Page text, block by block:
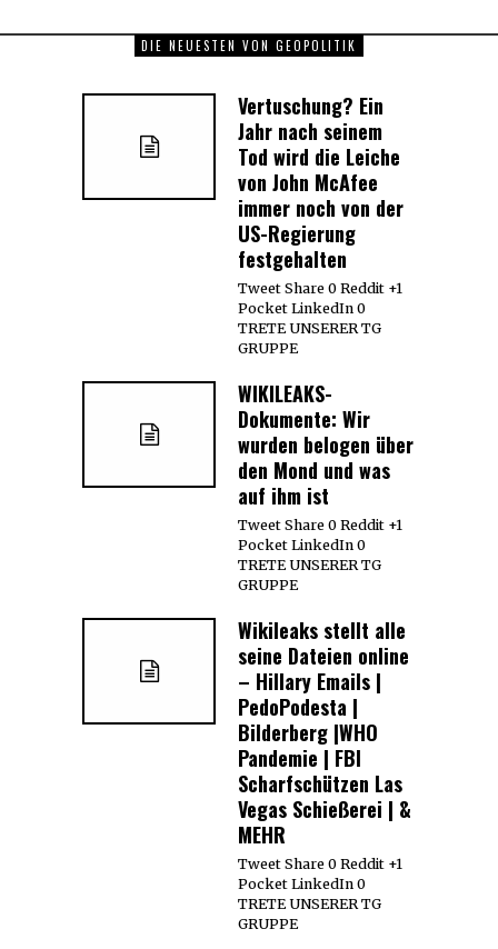
DIE NEUESTEN VON GEOPOLITIK
Vertuschung? Ein
Jahr nach seinem
Tod wird die Leiche
von John McAfee
immer noch von der
US-Regierung
festgehalten
Tweet Share 0 Reddit +1
Pocket LinkedIn 0
TRETE UNSERER TG
GRUPPE
WIKILEAKS-
Dokumente: Wir
wurden belogen über
den Mond und was
auf ihm ist
Tweet Share 0 Reddit +1
Pocket LinkedIn 0
TRETE UNSERER TG
GRUPPE
Wikileaks stellt alle
seine Dateien online
– Hillary Emails |
PedoPodesta |
Bilderberg |WHO
Pandemie | FBI
Scharfschützen Las
Vegas Schießerei | &
MEHR
Tweet Share 0 Reddit +1
Pocket LinkedIn 0
TRETE UNSERER TG
GRUPPE